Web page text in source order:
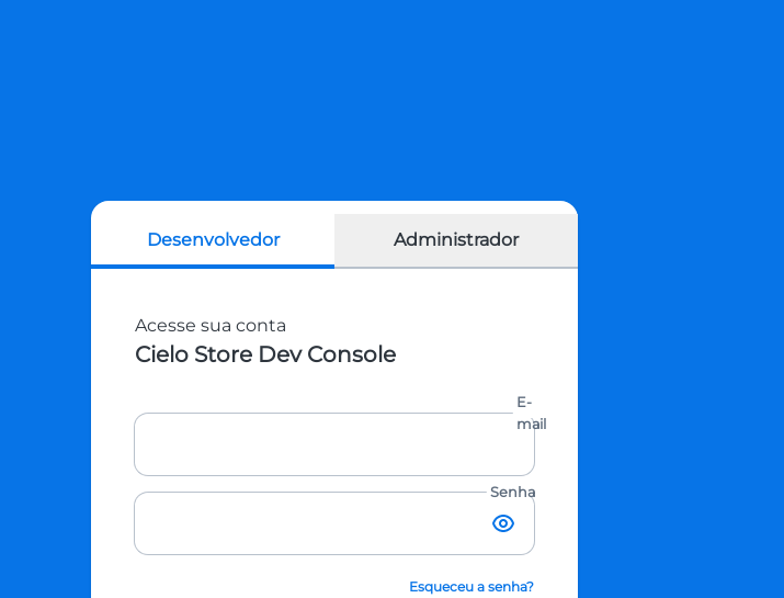
Desenvolvedor Administrador
Acesse sua conta
Cielo Store Dev Console
E-
mail
Senha
Esqueceu a senha?